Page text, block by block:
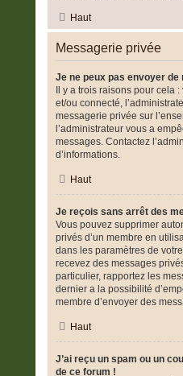
Haut
Messagerie privée
Je ne peux pas envoyer
Il y a trois raisons pour cela
et/ou connecté,
messagerie privée sur
l’administrateur vous a
messages. Contactez
d’informations.
Haut
Je reçois sans arrêt des
Vous pouvez supprimer
privés d’un membre en
dans les paramètres de
recevez des messages
particulier, rapportez les
dernier a la possibilité
membre d’envoyer des
Haut
J’ai reçu un spam ou un
de ce forum !